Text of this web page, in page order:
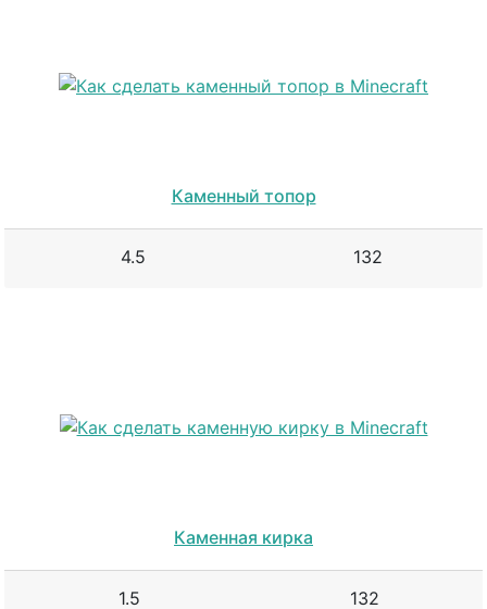
Каменный топор
4.5 132
Каменная кирка
1.5 132